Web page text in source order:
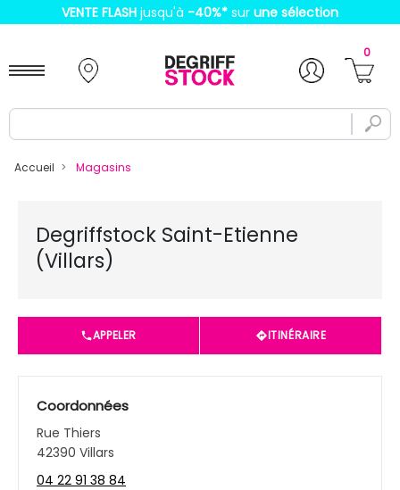
VENTE FLASH jusqu'à -40%* sur une sélection
0
Accueil Magasins
Degriffstock Saint-Etienne
(Villars)
APPELER ITINÉRAIRE
Coordonnées
Rue Thiers
42390 Villars
04 22 91 38 84